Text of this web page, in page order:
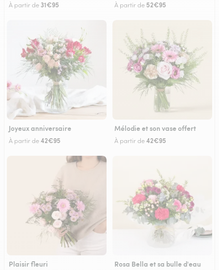
À partir de 31€95 À partir de 52€95
Joyeux anniversaire
À partir de42€95
Mélodie et son vase offert
À partir de42€95
Plaisir fleuri Rosa Bella et sa bulle d'eau